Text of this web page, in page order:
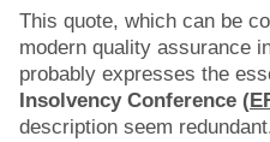
This quote, which can be
modern quality assurance
probably expresses the
Insolvency Conference (
description seem